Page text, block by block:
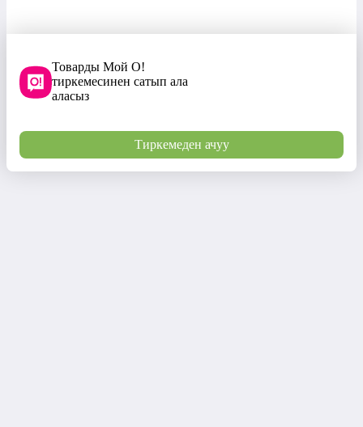
Товарды Мой О!
тиркемесинен сатып ала
аласыз
Тиркемеден ачуу